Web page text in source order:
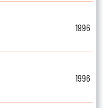
1996
1996